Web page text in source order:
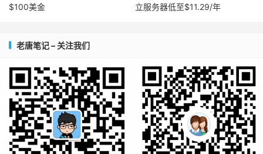
$100美金
立服务器低至$11.29/年
老唐笔记 – 关注我们